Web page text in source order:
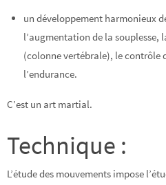
un développement harmonieux
l’augmentation de la souplesse,
(colonne vertébrale), le
l’endurance.
C’est un art martial.
Technique :
L’étude des mouvements impose